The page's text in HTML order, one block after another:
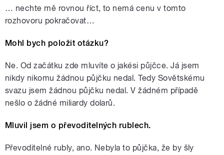
… nechte mě rovnou říct, to nemá cenu v tomto
rozhovoru pokračovat…
Mohl bych položit otázku?
Ne. Od začátku zde mluvíte o jakési půjčce. Já jsem
nikdy nikomu žádnou půjčku nedal. Tedy Sovětskému
svazu jsem žádnou půjčku nedal. V žádném případě
nešlo o žádné miliardy dolarů.
Mluvil jsem o převoditelných rublech.
Převoditelné rubly, ano. Nebyla to půjčka, že by šly